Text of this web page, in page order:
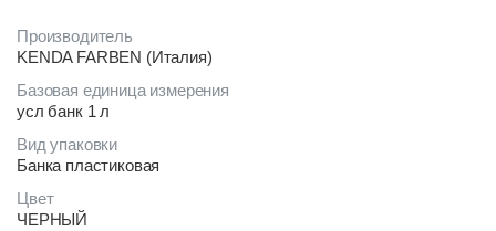
Производитель
KENDA FARBEN (Италия)
Базовая единица измерения
усл банк 1 л
Вид упаковки
Банка пластиковая
Цвет
ЧЕРНЫЙ